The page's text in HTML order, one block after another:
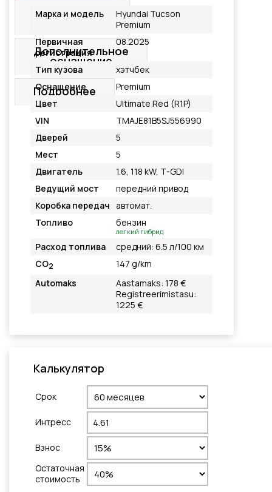
Стандартная
комплектация
Дополнительное
оснащение
Подробнее
Марка и модель
Hyundai Tucson
Premium
Первичная
регистрация
08.2025
Тип кузова
хэтчбек
Оснащение
Premium
Цвет
Ultimate Red (R1P)
VIN
TMAJE81B5SJ556990
Дверей
5
Мест
5
Двигатель
1.6, 118 kW, T-GDI
Ведущий мост
передний привод
Коробка передач
автомат.
Топливо
бензин
легкий гибрид
Расход топлива
средний: 6.5 л/100 км
CO2
147 g/km
Automaks
Aastamaks: 178 €
Registreerimistasu:
1225 €
Калькулятор
Cрок
Интресс
Взнос
Остаточная
стоимость